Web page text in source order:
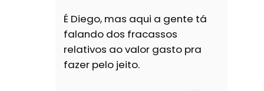
É Diego, mas aqui a gente tá
falando dos fracassos
relativos ao valor gasto pra
fazer pelo jeito.